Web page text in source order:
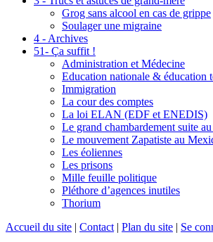
Grog sans alcool en cas de grippe
Soulager une migraine
4 - Archives
51- Ça suffit !
Administration et Médecine
Education nationale & éducation
Immigration
La cour des comptes
La loi ELAN (EDF et ENEDIS)
Le grand chambardement suite
Le mouvement Zapatiste au
Les éoliennes
Les prisons
Mille feuille politique
Pléthore d’agences inutiles
Thorium
Accueil du site | Contact | Plan du site | Se